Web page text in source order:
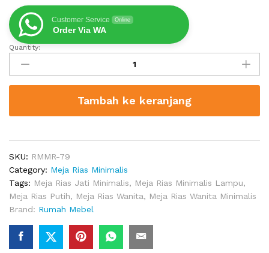
Customer Service Online
Order Via WA
Meja
Rias
Minimalis
Carmel
Solid
Quantity:
Tambah ke keranjang
SKU: RMMR-79
Category: Meja Rias Minimalis
Tags: Meja Rias Jati Minimalis, Meja Rias Minimalis Lampu,
Meja Rias Putih, Meja Rias Wanita, Meja Rias Wanita Minimalis
Brand: Rumah Mebel